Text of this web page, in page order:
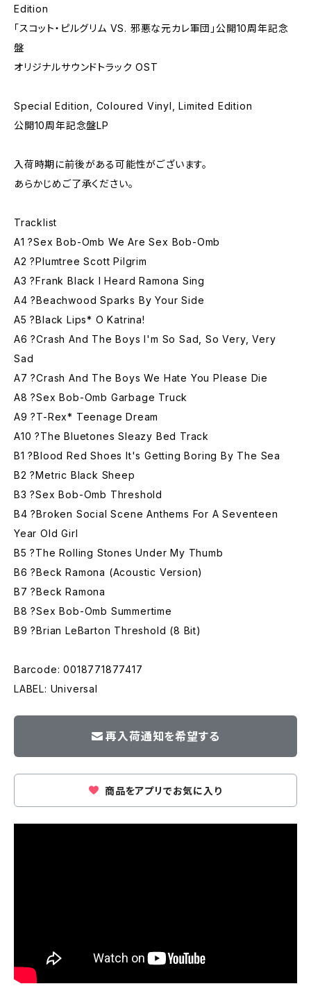
Edition
「スコット・ピルグリム VS. 邪悪な元カレ軍団」公開10周年記念
盤
オリジナルサウンドトラック OST
Special Edition, Coloured Vinyl, Limited Edition
公開10周年記念盤LP
入荷時期に前後がある可能性がございます。
あらかじめご了承ください。
Tracklist
A1 ?Sex Bob-Omb We Are Sex Bob-Omb
A2 ?Plumtree Scott Pilgrim
A3 ?Frank Black I Heard Ramona Sing
A4 ?Beachwood Sparks By Your Side
A5 ?Black Lips* O Katrina!
A6 ?Crash And The Boys I'm So Sad, So Very, Very
Sad
A7 ?Crash And The Boys We Hate You Please Die
A8 ?Sex Bob-Omb Garbage Truck
A9 ?T-Rex* Teenage Dream
A10 ?The Bluetones Sleazy Bed Track
B1 ?Blood Red Shoes It's Getting Boring By The Sea
B2 ?Metric Black Sheep
B3 ?Sex Bob-Omb Threshold
B4 ?Broken Social Scene Anthems For A Seventeen
Year Old Girl
B5 ?The Rolling Stones Under My Thumb
B6 ?Beck Ramona (Acoustic Version)
B7 ?Beck Ramona
B8 ?Sex Bob-Omb Summertime
B9 ?Brian LeBarton Threshold (8 Bit)
Barcode: 0018771877417
LABEL: Universal
再入荷通知を希望する
商品をアプリでお気に入り